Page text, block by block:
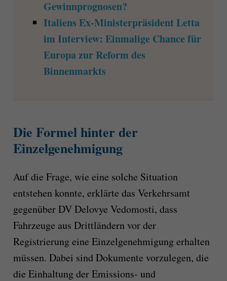
Gewinnprognosen?
Italiens Ex-Ministerpräsident Letta
im Interview: Einmalige Chance für
Europa zur Reform des
Binnenmarkts
Die Formel hinter der
Einzelgenehmigung
Auf die Frage, wie eine solche Situation
entstehen konnte, erklärte das Verkehrsamt
gegenüber DV Delovye Vedomosti, dass
Fahrzeuge aus Drittländern vor der
Registrierung eine Einzelgenehmigung erhalten
müssen. Dabei sind Dokumente vorzulegen, die
die Einhaltung der Emissions- und